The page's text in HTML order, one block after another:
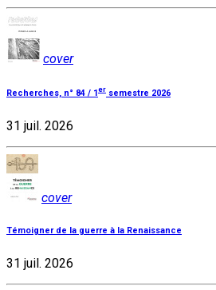
cover
Recherches, n° 84 / 1 er semestre 2026
31 juil. 2026
cover
Témoigner de la guerre à la Renaissance
31 juil. 2026